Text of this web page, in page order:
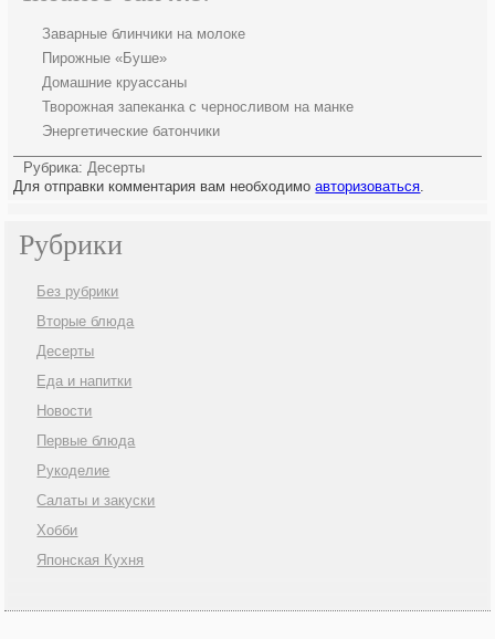
Заварные блинчики на молоке
Пирожные «Буше»
Домашние круассаны
Творожная запеканка с черносливом на манке
Энергетические батончики
Рубрика: Десерты
Для отправки комментария вам необходимоавторизоваться.
Рубрики
Без рубрики
Вторые блюда
Десерты
Еда и напитки
Новости
Первые блюда
Рукоделие
Салаты и закуски
Хобби
Японская Кухня